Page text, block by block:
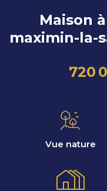
Maison
maximin-la-
720
Vue nature